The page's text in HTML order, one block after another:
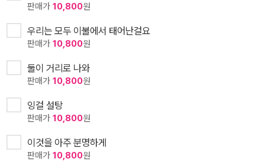
판매가 10,800원
우리는 모두 이불에서 태어난걸요
판매가 10,800원
둘이 거리로 나와
판매가 10,800원
잉걸 설탕
판매가 10,800원
이것을 아주 분명하게
판매가 10,800원